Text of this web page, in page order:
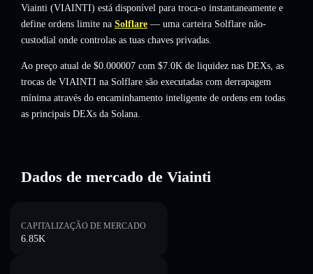
Viainti (VIAINTI) está disponível para troca-o instantaneamente e
define ordens limite na Solflare — uma carteira Solflare não-
custodial onde controlas as tuas chaves privadas.
Ao preço atual de $0.000007 com $7.0K de liquidez nas DEXs, as
trocas de VIAINTI na Solflare são executadas com derrapagem
mínima através do encaminhamento inteligente de ordens em todas
as principais DEXs da Solana.
Dados de mercado de Viainti
CAPITALIZAÇÃO DE MERCADO
6.85K